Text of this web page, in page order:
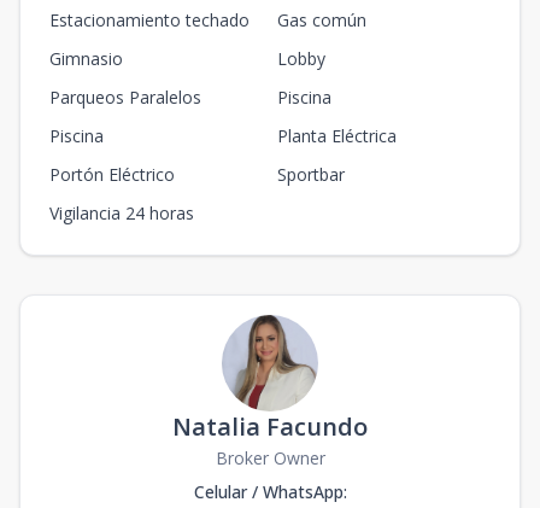
11-A
333
m2
11-B
333
m2
m2
- - - - -
Estacionamiento techado
Gas común
Gimnasio
Lobby
Parqueos Paralelos
Piscina
Piscina
Planta Eléctrica
Portón Eléctrico
Sportbar
Vigilancia 24 horas
Natalia Facundo
Broker Owner
Celular / WhatsApp: